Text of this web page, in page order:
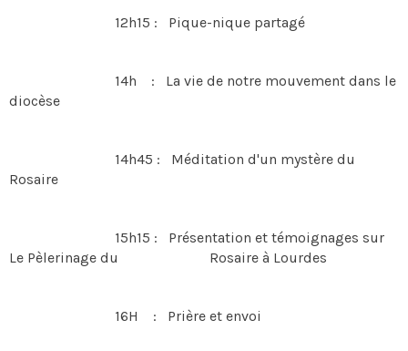
12h15 : Pique-nique partagé
14h : La vie de notre mouvement dans le
diocèse
14h45 : Méditation d'un mystère du
Rosaire
15h15 : Présentation et témoignages sur
Le Pèlerinage du ​​​​ Rosaire à Lourdes
16H : Prière et envoi